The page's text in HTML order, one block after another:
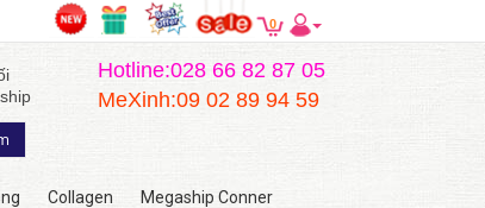
0
Hotline:028 66 82 87 05
MeXinh:09 02 89 94 59
Collagen Megaship Conner